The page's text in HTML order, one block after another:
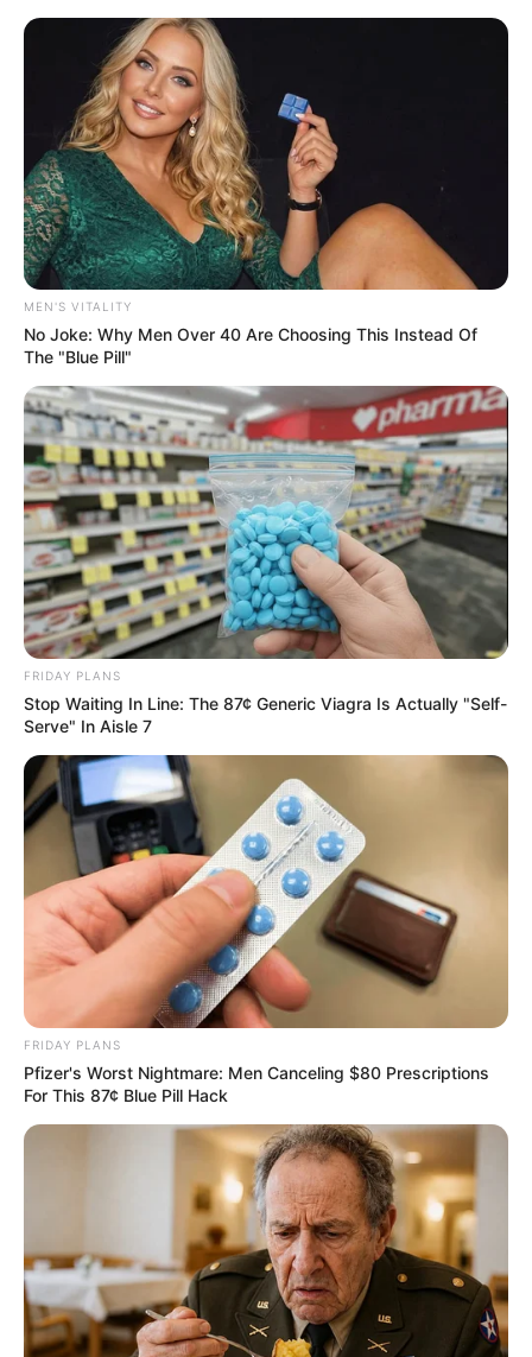
$30k In Debt Relief Scandal: What Financial
Institutions Quietly Conceal
JG WENTWORTH
Men 45+ Are Trying This To Perform Better
MEDVI
แนะนำ
ดูดวง
ดูเพิ่มเติม
ดูดวง
เบอร์โทร คน Keep look เป๊ะทุกมุมดูดี
ทุกองศา คุณล่ะมีเลขคู่นี้ไหม
เว็บไซต์นี้ใช้คุกกี้
เพื่อการนำเสนอเนื้อหาที่ดี รวมถึงการจัดการข้อมูลส่วนบุคคล เพื่อให้คุณได้รับ
ประสบการณ์ที่ดีบนบริการของเว็บไซต์เรา หากคุณใช้บริการเว็บไซต์นี้ต่อไปโดย
ไม่มีการปรับตั้งค่าใดๆนั้น แสดงว่าคุณยอมรับนโยบายคุกกี้และนโยบายส่วน
ยอมรับ เรียนรู้เพิ่มเติม
MEN'S VITALITY
No Joke: Why Men Over 40 Are Choosing This Instead Of
The "Blue Pill"
FRIDAY PLANS
Stop Waiting In Line: The 87¢ Generic Viagra Is Actually "Self-
Serve" In Aisle 7
FRIDAY PLANS
Pfizer's Worst Nightmare: Men Canceling $80 Prescriptions
For This 87¢ Blue Pill Hack